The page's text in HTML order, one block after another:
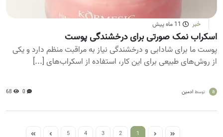
خبر 11 ماه پیش
اسکراب نمک صورتی برای درخشندگی پوست
پوست ما برای شادابی و درخشندگی نیاز به مراقبت منظم دارد و یکی
از روش‌های طبیعی برای این کار، استفاده از اسکراب‌های [...]
a توسط ادمین 0
68
1
2
3
4
5